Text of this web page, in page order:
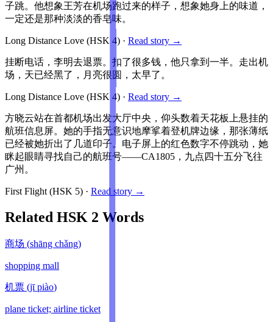
子跳。他想象王芳在机场跑过来的样子，想象她身上的味道，
一定还是那种淡淡的香皂味。
Long Distance Love (HSK 4) · Read story →
挂断电话，李明去退票。扣了很多钱，他只拿到一半。走出机
场，天已经黑了，月亮很圆，太早了。
Long Distance Love (HSK 4) · Read story →
方晓云站在首都机场出发大厅中央，仰头数着天花板上悬挂的
航班信息屏。她的手指无意识地摩挲着登机牌边缘，那张薄纸
已经被她折出了几道印子。电子屏上的红色数字不停跳动，她
眯起眼睛寻找自己的航班号——CA1805，九点四十五分飞往
广州。
First Flight (HSK 5) · Read story →
Related HSK 2 Words
商场 (shāng chǎng)
shopping mall
机票 (jī piào)
plane ticket; airline ticket